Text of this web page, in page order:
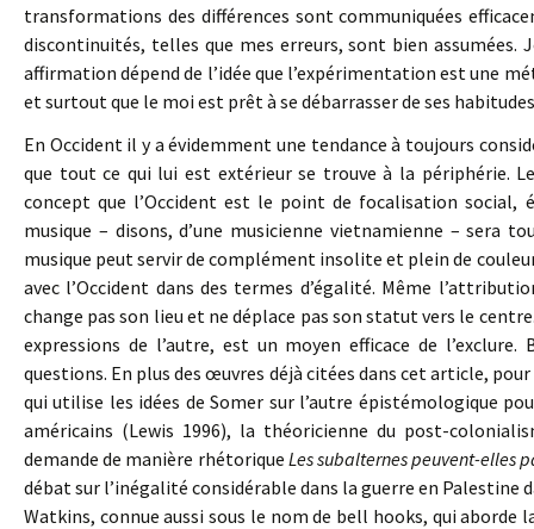
transformations des différences sont communiquées
discontinuités, telles que mes erreurs, sont bien
affirmation dépend de l’idée que l’expérimentation est une
et surtout que le moi est prêt à se débarrasser de ses
En Occident il y a évidemment une tendance à toujours
que tout ce qui lui est extérieur se trouve à la périphérie.
concept que l’Occident est le point de focalisation social,
musique – disons, d’une musicienne vietnamienne – sera
musique peut servir de complément insolite et plein de
avec l’Occident dans des termes d’égalité. Même
change pas son lieu et ne déplace pas son statut vers le
expressions de l’autre, est un moyen efficace de
questions. En plus des œuvres déjà citées dans cet article,
qui utilise les idées de Somer sur l’autre épistémologique
américains (Lewis 1996), la théoricienne du post-
demande de manière rhétorique Les subalternes peuvent-elles
débat sur l’inégalité considérable dans la guerre en Palestine
Watkins, connue aussi sous le nom de bell hooks, qui aborde